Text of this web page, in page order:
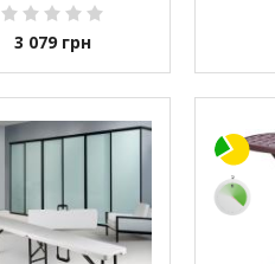
3 079 грн